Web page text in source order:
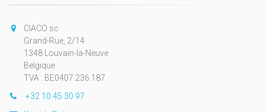
CIACO sc
Grand-Rue, 2/14
1348 Louvain-la-Neuve
Belgique
TVA : BE0407.236.187
+32 10 45 30 97